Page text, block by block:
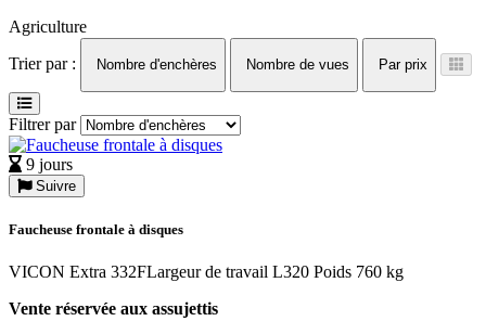
Agriculture
Trier par :
Nombre d'enchères Nombre de vues Par prix
Filtrer par
9 jours
Suivre
Faucheuse frontale à disques
VICON Extra 332FLargeur de travail L320 Poids 760 kg
Vente réservée aux assujettis